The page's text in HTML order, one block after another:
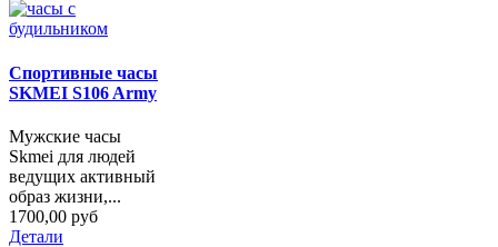
Спортивные часы
SKMEI S106 Army
Мужские часы
Skmei для людей
ведущих активный
образ жизни,...
1700,00 руб
Детали